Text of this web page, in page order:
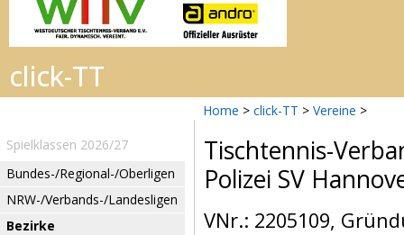
Home > click-TT > Vereine >
Spielklassen 2026/27
Bundes-/Regional-/Oberligen
NRW-/Verbands-/Landesligen
Bezirke
Tischtennis-
Polizei SV
VNr.: 2205109,